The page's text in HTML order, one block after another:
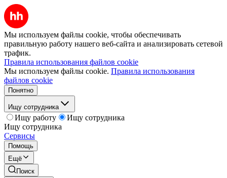
Мы используем файлы cookie, чтобы обеспечивать
правильную работу нашего веб-сайта и анализировать сетевой
трафик.
Правила использования файлов cookie
Мы используем файлы cookie. Правила использования
файлов cookie
Понятно
Ищу сотрудника
Ищу работу
Ищу сотрудника
Ищу сотрудника
Сервисы
Помощь
Ещё
Поиск